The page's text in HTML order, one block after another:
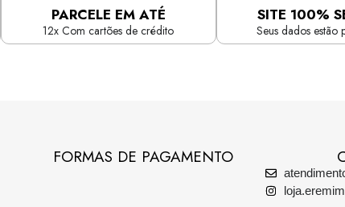
PARCELE EM ATÉ
12x Com cartões de crédito
SITE 100%
Seus dados estão
FORMAS DE PAGAMENTO
loja.eremim